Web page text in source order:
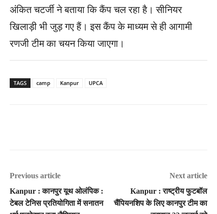
अंकित चटर्जी ने बताया कि कैंप चल रहा है। सीनियर
खिलाड़ी भी जुड़ गए हैं। इस कैंप के माध्यम से ही आगामी
रणजी टीम का चयन किया जाएगा।
TAGS camp Kanpur UPCA
Previous article
Kanpur : कानपुर यूथ ओलंपिक :
टेबल टेनिस प्रतियोगिता में सनातन
Next article
Kanpur : राष्ट्रीय फुटबॉल
चैंपियनशिप के लिए कानपुर टीम का